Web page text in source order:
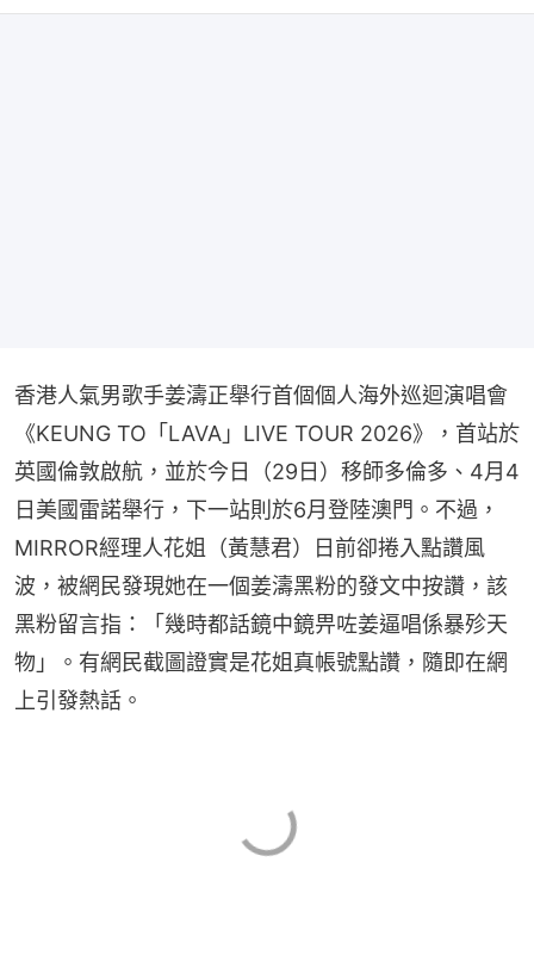
香港人氣男歌手姜濤正舉行首個個人海外巡迴演唱會
《KEUNG TO「LAVA」LIVE TOUR 2026》，首站於
英國倫敦啟航，並於今日（29日）移師多倫多、4月4
日美國雷諾舉行，下一站則於6月登陸澳門。不過，
MIRROR經理人花姐（黃慧君）日前卻捲入點讚風
波，被網民發現她在一個姜濤黑粉的發文中按讚，該
黑粉留言指：「幾時都話鏡中鏡畀咗姜逼唱係暴殄天
物」。有網民截圖證實是花姐真帳號點讚，隨即在網
上引發熱話。